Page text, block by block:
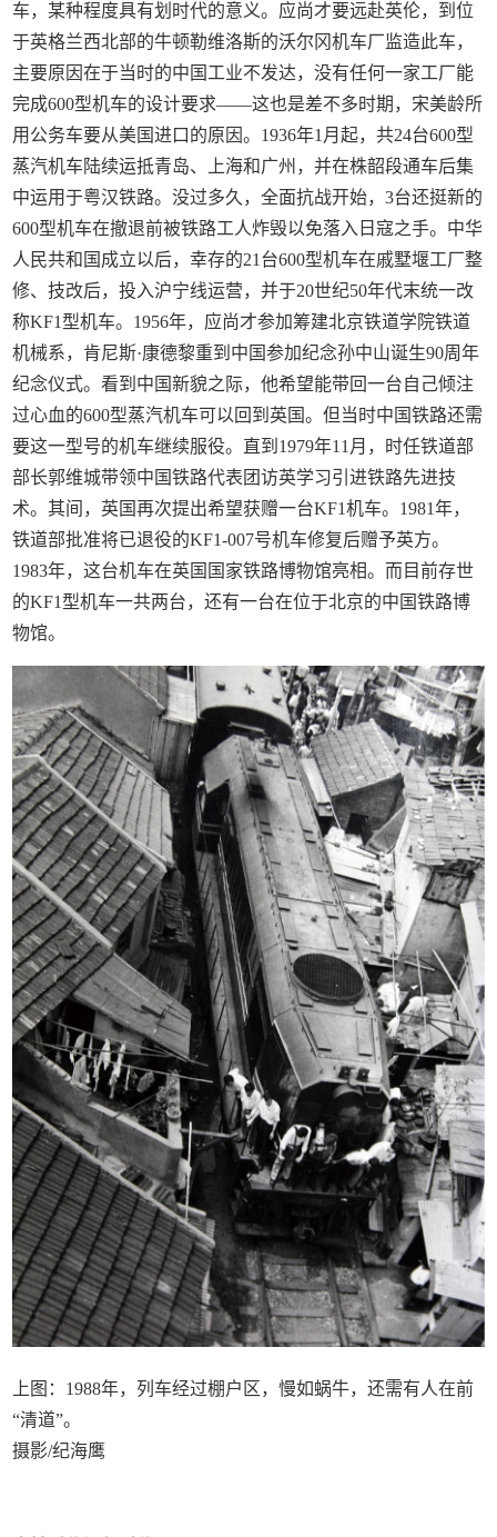
车，某种程度具有划时代的意义。应尚才要远赴英伦，到位
于英格兰西北部的牛顿勒维洛斯的沃尔冈机车厂监造此车，
主要原因在于当时的中国工业不发达，没有任何一家工厂能
完成600型机车的设计要求——这也是差不多时期，宋美龄所
用公务车要从美国进口的原因。1936年1月起，共24台600型
蒸汽机车陆续运抵青岛、上海和广州，并在株韶段通车后集
中运用于粤汉铁路。没过多久，全面抗战开始，3台还挺新的
600型机车在撤退前被铁路工人炸毁以免落入日寇之手。中华
人民共和国成立以后，幸存的21台600型机车在戚墅堰工厂整
修、技改后，投入沪宁线运营，并于20世纪50年代末统一改
称KF1型机车。1956年，应尚才参加筹建北京铁道学院铁道
机械系，肯尼斯·康德黎重到中国参加纪念孙中山诞生90周年
纪念仪式。看到中国新貌之际，他希望能带回一台自己倾注
过心血的600型蒸汽机车可以回到英国。但当时中国铁路还需
要这一型号的机车继续服役。直到1979年11月，时任铁道部
部长郭维城带领中国铁路代表团访英学习引进铁路先进技
术。其间，英国再次提出希望获赠一台KF1机车。1981年，
铁道部批准将已退役的KF1-007号机车修复后赠予英方。
1983年，这台机车在英国国家铁路博物馆亮相。而目前存世
的KF1型机车一共两台，还有一台在位于北京的中国铁路博
物馆。
上图：1988年，列车经过棚户区，慢如蜗牛，还需有人在前
“清道”。
摄影/纪海鹰